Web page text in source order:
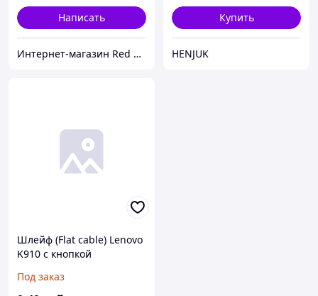
Написать
Интернет-магазин Red Storm
Купить
HENJUK
Шлейф (Flat cable) Lenovo
K910 с кнопкой
света*
Под заказ